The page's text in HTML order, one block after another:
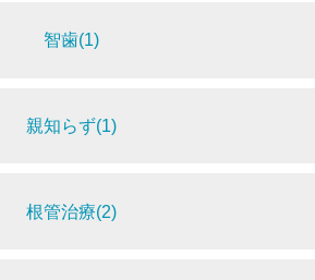
智歯(1)
親知らず(1)
根管治療(2)